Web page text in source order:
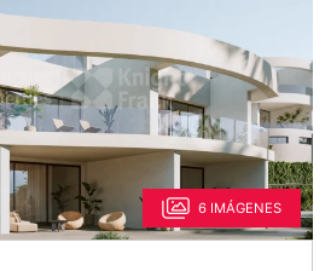
6 IMÁGENES